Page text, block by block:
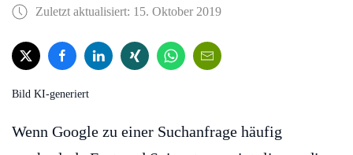
Zuletzt aktualisiert: 15. Oktober 2019
Bild KI-generiert
Wenn Google zu einer Suchanfrage häufig